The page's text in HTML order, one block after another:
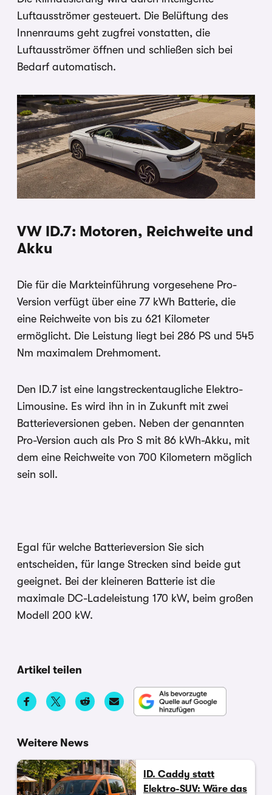
Luftausströmer gesteuert. Die Belüftung des
Innenraums geht zugfrei vonstatten, die
Luftausströmer öffnen und schließen sich bei
Bedarf automatisch.
VW ID.7: Motoren, Reichweite und
Akku
Die für die Markteinführung vorgesehene Pro-
Version verfügt über eine 77 kWh Batterie, die
eine Reichweite von bis zu 621 Kilometer
ermöglicht. Die Leistung liegt bei 286 PS und 545
Nm maximalem Drehmoment.
Den ID.7 ist eine langstreckentaugliche Elektro-
Limousine. Es wird ihn in in Zukunft mit zwei
Batterieversionen geben. Neben der genannten
Pro-Version auch als Pro S mit 86 kWh-Akku, mit
dem eine Reichweite von 700 Kilometern möglich
sein soll.
Egal für welche Batterieversion Sie sich
entscheiden, für lange Strecken sind beide gut
geeignet. Bei der kleineren Batterie ist die
maximale DC-Ladeleistung 170 kW, beim großen
Modell 200 kW.
Artikel teilen
Weitere News
ID. Caddy statt
Elektro-SUV: Wäre das